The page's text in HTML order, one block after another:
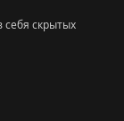
скрытых